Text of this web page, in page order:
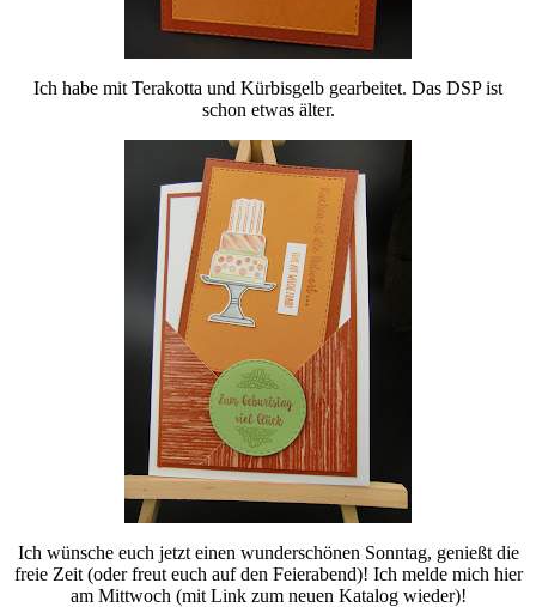
Ich habe mit Terakotta und Kürbisgelb gearbeitet. Das DSP ist
schon etwas älter.
Ich wünsche euch jetzt einen wunderschönen Sonntag, genießt die
freie Zeit (oder freut euch auf den Feierabend)! Ich melde mich hier
am Mittwoch (mit Link zum neuen Katalog wieder)!